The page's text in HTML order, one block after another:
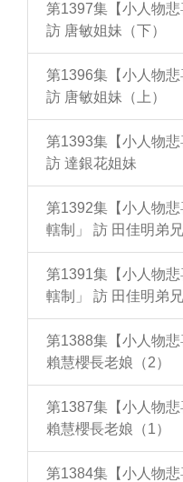
第1397集【小人物悲
訪 唐敏姐妹（下）
第1396集【小人物悲
訪 唐敏姐妹（上）
第1393集【小人物悲
訪 達銀花姐妹
第1392集【小人物
轄制」 訪 田佳明弟兄
第1391集【小人物
轄制」 訪 田佳明弟兄
第1388集【小人物
賴慧櫻長老娘（2）
第1387集【小人物
賴慧櫻長老娘（1）
第1384集【小人物悲